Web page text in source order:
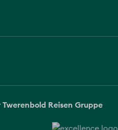
Reisen Gruppe